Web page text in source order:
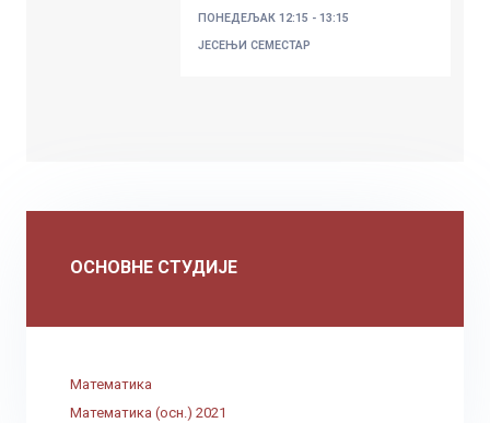
ПОНЕДЕЉАК 12:15 - 13:15
ЈЕСЕЊИ СЕМЕСТАР
ОСНОВНЕ СТУДИЈЕ
Математика
Математика (осн.) 2021